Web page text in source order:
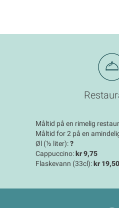
Måltid på en rimelig
Måltid for 2 på en
Øl (½ liter):?
Cappuccino:kr 9,75
Flaskevann (33cl):kr 19,50